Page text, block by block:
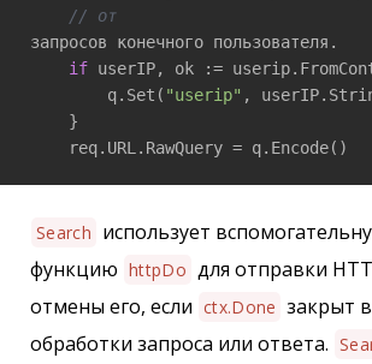
// от
запросов конечного пользователя.
if userIP, ok :=
        q.Set(
"userip" ,
    }
    req.URL.RawQuery = q.Encode()
Search использует
функцию httpDo для отправки
отмены его, если ctx.Done закрыт
обработки запроса или ответа.